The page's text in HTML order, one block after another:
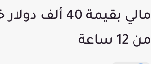
مالي بقيمة 40
من 12 ساعة